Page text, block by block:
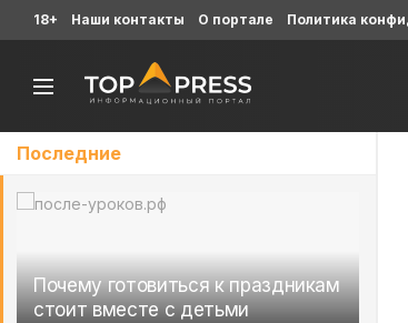
Последние
Почему готовиться к праздникам
стоит вместе с детьми
18+ Наши контакты О портале Политика